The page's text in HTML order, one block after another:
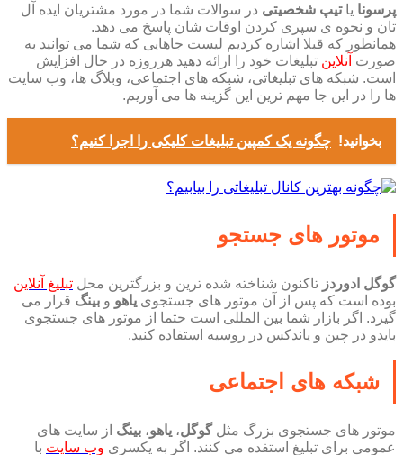
پرسونا یاتیپ شخصیتی در سوالات شما در مورد مشتریان ایده آل
تان و نحوه ی سپری کردن اوقات شان پاسخ می دهد.
همانطور که قبلا اشاره کردیم لیست جاهایی که شما می توانید به
صورت آنلاین تبلیغات خود را ارائه دهید هرروزه در حال افزایش
است. شبکه های تبلیغاتی، شبکه های اجتماعی، وبلاگ ها، وب سایت
ها را در این جا مهم ترین این گزینه ها می آوریم.
بخوانید! چگونه یک کمپین تبلیغات کلیکی را اجرا کنیم؟
موتور های جستجو
گوگل ادوردز تاکنون شناخته شده ترین و بزرگترین محل تبلیغ آنلاین
بوده است که پس از آن موتور های جستجوی یاهو و بینگ قرار می
گیرد. اگر بازار شما بین المللی است حتما از موتور های جستجوی
بایدو در چین و یاندکس در روسیه استفاده کنید.
شبکه های اجتماعی
موتور های جستجوی بزرگ مثلگوگل، یاهو، بینگ از سایت های
عمومی برای تبلیغ استفده می کنند. اگر به یکسری وب سایت با